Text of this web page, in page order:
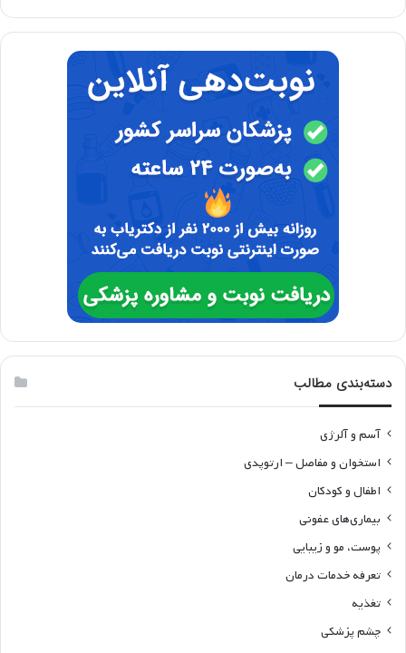
دسته‌بندی مطالب
آسم و آلرژی
استخوان و مفاصل – ارتوپدی
اطفال و کودکان
بیماری‌های عفونی
پوست، مو و زیبایی
تعرفه خدمات درمان
تغذیه
چشم پزشکی